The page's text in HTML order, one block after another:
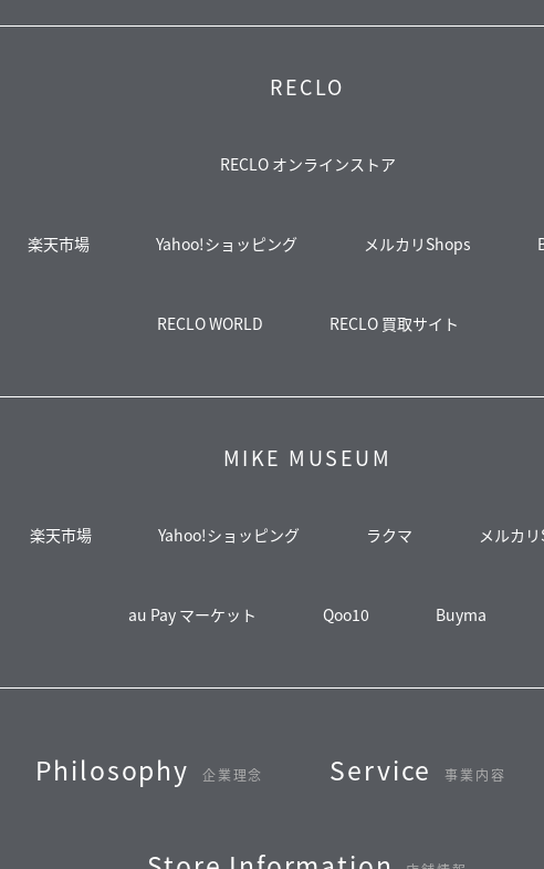
RECLO
RECLO オンラインストア
楽天市場 Yahoo!ショッピング メルカリShops
RECLO WORLD RECLO 買取サイト
MIKE MUSEUM
楽天市場 Yahoo!ショッピング ラクマ メルカ
au Pay マーケット Qoo10 Buyma
Philosophy 企業理念 Service 事業内容